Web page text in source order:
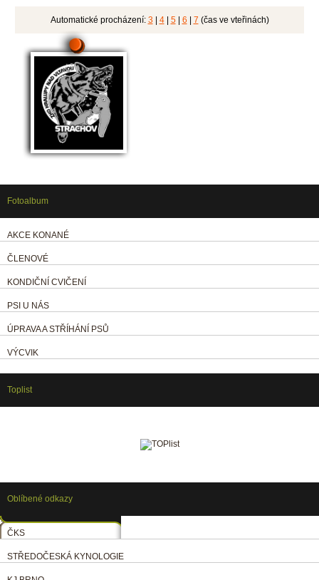
Automatické procházení: 3 4| 5| 6 7 (čas ve vteřinách)
Fotoalbum
AKCE KONANÉ
ČLENOVÉ
KONDIČNÍ CVIČENÍ
PSI U NÁS
ÚPRAVA A STŘÍHÁNÍ PSŮ
VÝCVIK
Toplist
Oblíbené odkazy
ČKS
STŘEDOČESKÁ KYNOLOGIE